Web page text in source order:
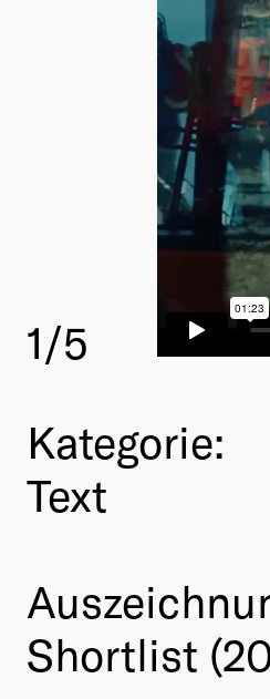
1/5
Kategorie:
Text
Shortlist